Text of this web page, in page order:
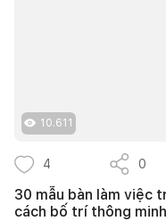
10.611
4 0
30 mẫu bàn làm việc
cách bố trí thông